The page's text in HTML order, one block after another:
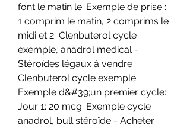
font le matin le. Exemple de prise :
1 comprim le matin, 2 comprims le
midi et 2  Clenbuterol cycle
exemple, anadrol medical -
Stéroïdes légaux à vendre
Clenbuterol cycle exemple
Exemple d&#39;un premier cycle:
Jour 1: 20 mcg. Exemple cycle
anadrol, bull stéroïde - Acheter